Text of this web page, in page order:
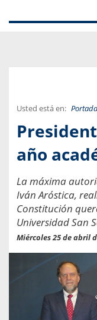
Usted está en: Portada
año
La máxima
Iván Aróstica,
Constitución
Universidad San
Miércoles 25 de abril